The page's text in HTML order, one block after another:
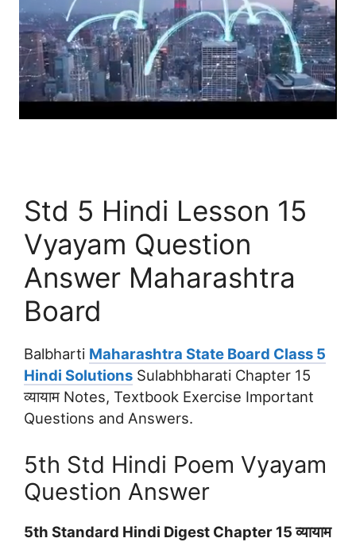
Std 5 Hindi Lesson 15
Vyayam Question
Answer Maharashtra
Board
Balbharti Maharashtra State Board Class 5
Hindi Solutions Sulabhbharati Chapter 15
व्यायाम Notes, Textbook Exercise Important
Questions and Answers.
5th Std Hindi Poem Vyayam
Question Answer
5th Standard Hindi Digest Chapter 15 व्यायाम